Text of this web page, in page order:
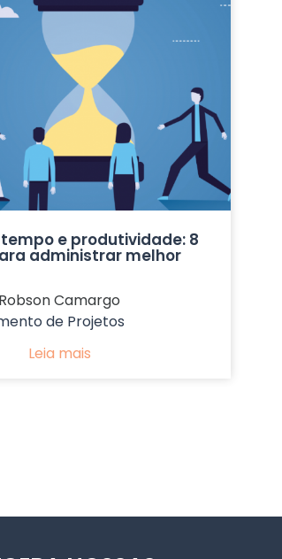
e produtividade: 8
administrar melhor
Robson Camargo
de Projetos
Leia mais